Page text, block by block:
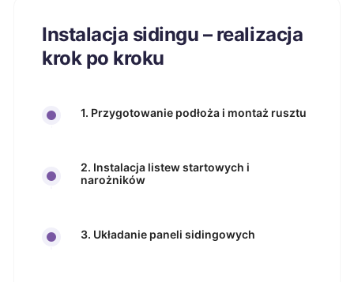
Instalacja sidingu – realizacja
krok po kroku
1. Przygotowanie podłoża i montaż rusztu
2. Instalacja listew startowych i
narożników
3. Układanie paneli sidingowych